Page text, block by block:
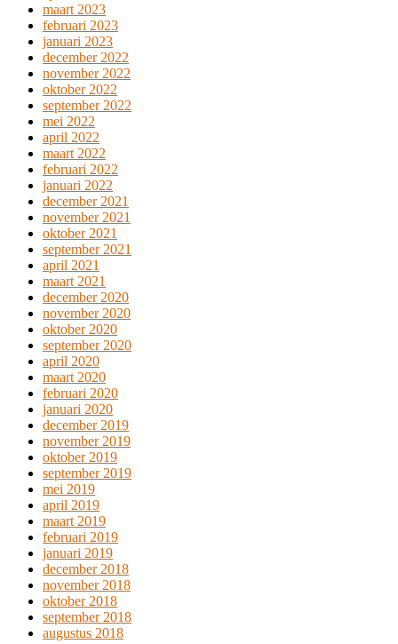
maart 2023
februari 2023
januari 2023
december 2022
november 2022
oktober 2022
september 2022
mei 2022
april 2022
maart 2022
februari 2022
januari 2022
december 2021
november 2021
oktober 2021
september 2021
april 2021
maart 2021
december 2020
november 2020
oktober 2020
september 2020
april 2020
maart 2020
februari 2020
januari 2020
december 2019
november 2019
oktober 2019
september 2019
mei 2019
april 2019
maart 2019
februari 2019
januari 2019
december 2018
november 2018
oktober 2018
september 2018
augustus 2018